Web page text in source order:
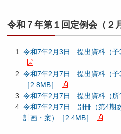
令和７年第１回定例会（２
令和7年2月3日 提出資料（予
令和7年2月7日 提出資料（予
［2.8MB］
令和7年2月7日 提出資料（所
令和7年2月7日 別冊（第4期
計画・案）［2.4MB］